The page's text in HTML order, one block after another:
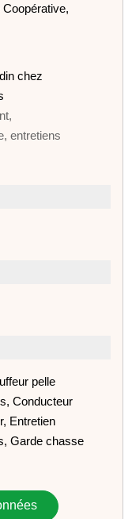
chez
entretiens
pelle
Conducteur
Entretien
Garde chasse